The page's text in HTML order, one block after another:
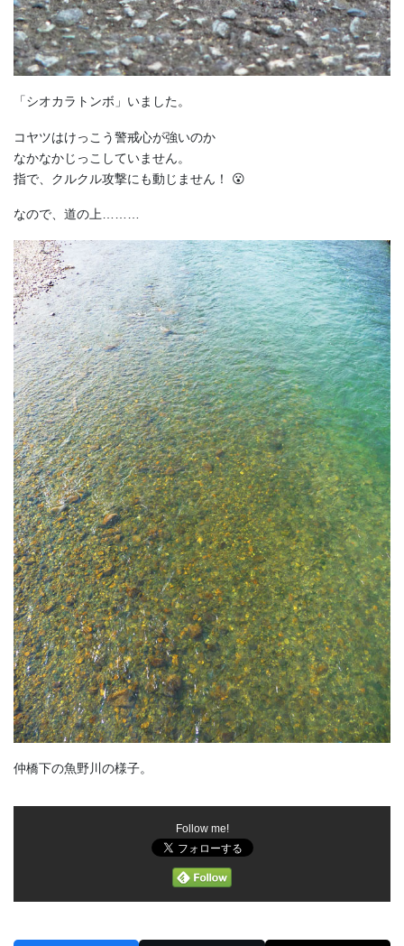
「シオカラトンボ」いました。
コヤツはけっこう警戒心が強いのか
なかなかじっこしていません。
指で、クルクル攻撃にも動じません！ 😮
なので、道の上………
仲橋下の魚野川の様子。
Follow me!